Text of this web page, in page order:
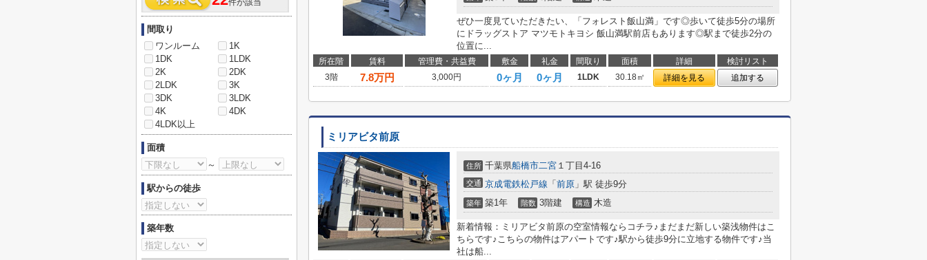
ぜひ一度見ていただきたい、「フォレスト飯山満」です◎歩いて徒歩5分の場所
にドラッグストア マツモトキヨシ 飯山満駅前店もあります◎駅まで徒歩2分の
位置に...
所在階 賃料 管理費・共益費 敷金 礼金 間取り 面積 詳細
検討リスト
3階
7.8万円 3,000円 0ヶ月 0ヶ月 1LDK 30.18㎡ 詳細を見る 追加する
ミリアビタ前原
住所 千葉県船橋市二宮 １丁目4-16
交通 京成電鉄松戸線 「 前原 」駅 徒歩9分
築年 築1年 階数 3階建 構造 木造
新着情報：ミリアビタ前原の空室情報ならコチラ♪まだまだ新しい築浅物件はこ
ちらです♪こちらの物件はアパートです♪駅から徒歩9分に立地する物件です♪当
社は船...
件が該当
間取り
ワンルーム
1K
1DK
1LDK
2K
2DK
2LDK
3K
3DK
3LDK
4K
4DK
4LDK以上
面積
～
駅からの徒歩
築年数